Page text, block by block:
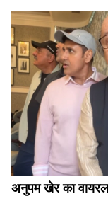
अनुपम खेर का